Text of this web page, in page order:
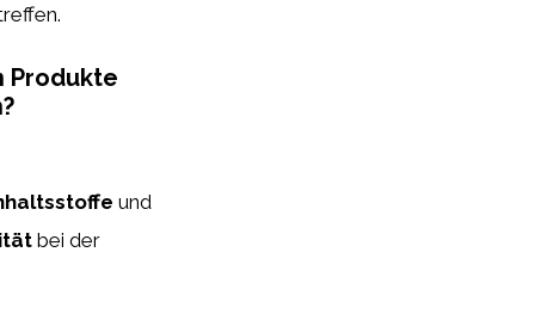
Produkte
und
bei der